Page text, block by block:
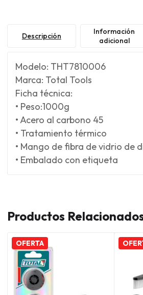
Descripción
Información
adicional
Modelo: THT7810006
Marca: Total Tools
Ficha técnica:
• Peso:1000g
• Acero al carbono 45
• Tratamiento térmico
• Mango de fibra de vidrio de
• Embalado con etiqueta
Productos
OFERTA